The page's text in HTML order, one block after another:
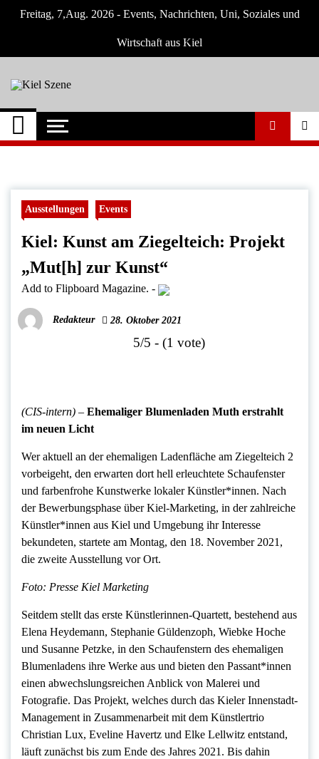
Freitag, 7,Aug. 2026 - Events, Nachrichten, Uni, Soziales und
Wirtschaft aus Kiel
Kiel Szene
Neuigkeiten und Nachrichten aus Kiel und
Umgebung
Ausstellungen Events
Kiel: Kunst am Ziegelteich: Projekt
„Mut[h] zur Kunst“
Add to Flipboard Magazine. -
Redakteur 28. Oktober 2021
5/5 - (1 vote)
(CIS-intern) – Ehemaliger Blumenladen Muth erstrahlt
im neuen Licht
Wer aktuell an der ehemaligen Ladenfläche am Ziegelteich 2
vorbeigeht, den erwarten dort hell erleuchtete Schaufenster
und farbenfrohe Kunstwerke lokaler Künstler*innen. Nach
der Bewerbungsphase über Kiel-Marketing, in der zahlreiche
Künstler*innen aus Kiel und Umgebung ihr Interesse
bekundeten, startete am Montag, den 18. November 2021,
die zweite Ausstellung vor Ort.
Foto: Presse Kiel Marketing
Seitdem stellt das erste Künstlerinnen-Quartett, bestehend aus
Elena Heydemann, Stephanie Güldenzoph, Wiebke Hoche
und Susanne Petzke, in den Schaufenstern des ehemaligen
Blumenladens ihre Werke aus und bieten den Passant*innen
einen abwechslungsreichen Anblick von Malerei und
Fotografie. Das Projekt, welches durch das Kieler Innenstadt-
Management in Zusammenarbeit mit dem Künstlertrio
Christian Lux, Eveline Havertz und Elke Lellwitz entstand,
läuft zunächst bis zum Ende des Jahres 2021. Bis dahin